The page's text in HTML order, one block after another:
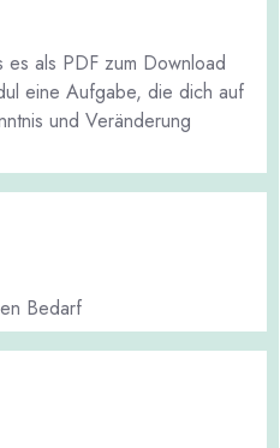
als PDF zum Download
eine Aufgabe, die dich auf
und Veränderung
Bedarf